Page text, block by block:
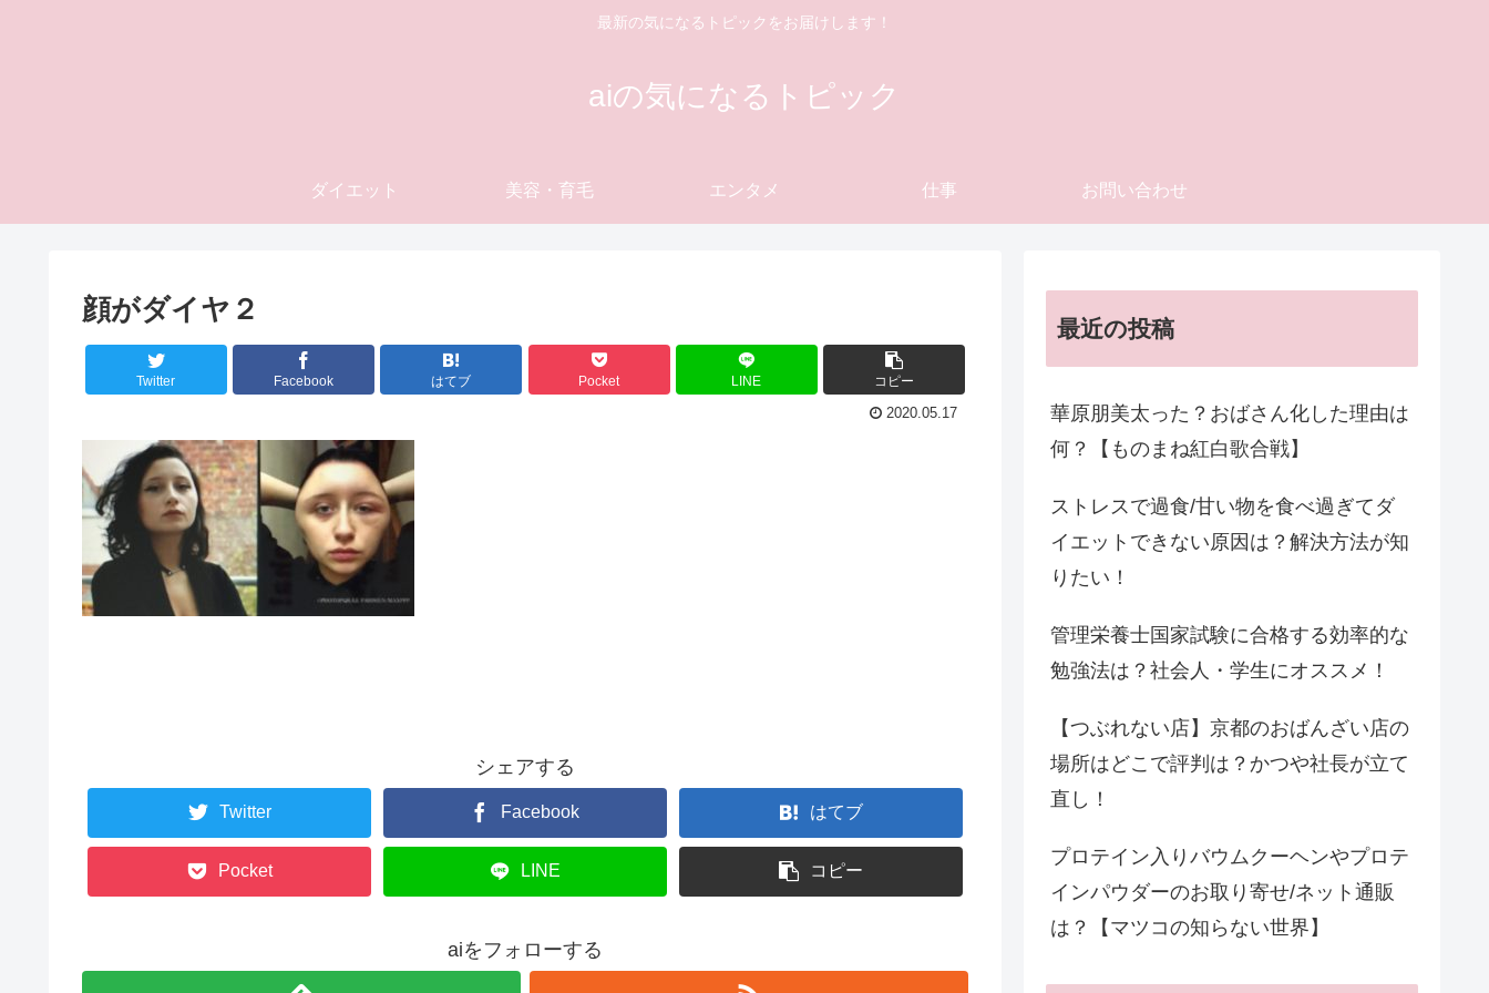
最新の気になるトピックをお届けします！
aiの気になるトピック
ダイエット 美容・育毛 エンタメ 仕事 お問い合わせ
顔がダイヤ２
Twitter Facebook はてブ Pocket LINE コピー
2020.05.17
シェアする
Twitter Facebook はてブ
Pocket LINE コピー
aiをフォローする
最近の投稿
華原朋美太った？おばさん化した理由は
何？【ものまね紅白歌合戦】
ストレスで過食/甘い物を食べ過ぎてダ
イエットできない原因は？解決方法が知
りたい！
管理栄養士国家試験に合格する効率的な
勉強法は？社会人・学生にオススメ！
【つぶれない店】京都のおばんざい店の
場所はどこで評判は？かつや社長が立て
直し！
プロテイン入りバウムクーヘンやプロテ
インパウダーのお取り寄せ/ネット通販
は？【マツコの知らない世界】